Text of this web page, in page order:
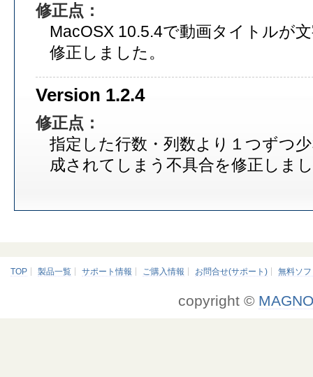
修正点：
MacOSX 10.5.4で動画タイトルが
修正しました。
Version 1.2.4
修正点：
指定した行数・列数より１つずつ
成されてしまう不具合を修正しま
TOP 製品一覧 サポート情報 ご購入情報 お問合せ(サポート) 無料ソフ
copyright ©